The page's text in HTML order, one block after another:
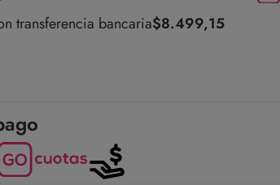
transferencia bancaria$8.499,15